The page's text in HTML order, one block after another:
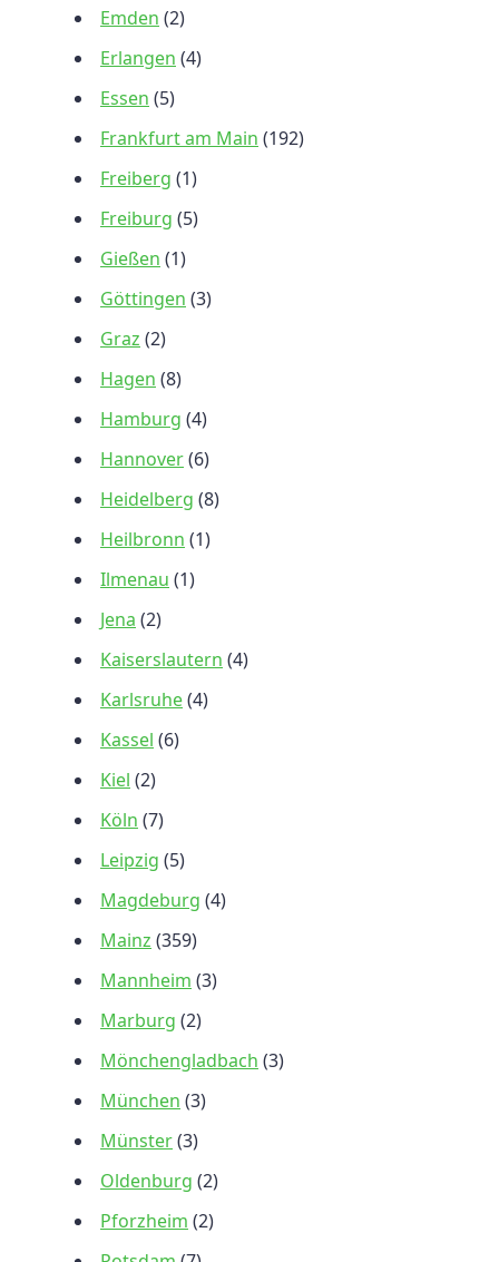
Emden (2)
Erlangen (4)
Essen (5)
Frankfurt am Main (192)
Freiberg (1)
Freiburg (5)
Gießen (1)
Göttingen (3)
Graz (2)
Hagen (8)
Hamburg (4)
Hannover(6)
Heidelberg (8)
Heilbronn (1)
Ilmenau (1)
Jena (2)
Kaiserslautern (4)
Karlsruhe(4)
Kassel (6)
Kiel (2)
Köln (7)
Leipzig (5)
Magdeburg (4)
Mainz (359)
Mannheim (3)
Marburg (2)
Mönchengladbach (3)
München (3)
Münster(3)
Oldenburg (2)
Pforzheim (2)